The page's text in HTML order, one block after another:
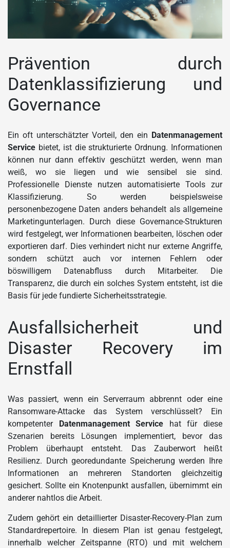
Prävention durch
Datenklassifizierung und
Governance
Ein oft unterschätzter Vorteil, den ein Datenmanagement
Service bietet, ist die strukturierte Ordnung. Informationen
können nur dann effektiv geschützt werden, wenn man
weiß, wo sie liegen und wie sensibel sie sind.
Professionelle Dienste nutzen automatisierte Tools zur
Klassifizierung. So werden beispielsweise
personenbezogene Daten anders behandelt als allgemeine
Marketingunterlagen. Durch diese Governance-Strukturen
wird festgelegt, wer Informationen bearbeiten, löschen oder
exportieren darf. Dies verhindert nicht nur externe Angriffe,
sondern schützt auch vor internen Fehlern oder
böswilligem Datenabfluss durch Mitarbeiter. Die
Transparenz, die durch ein solches System entsteht, ist die
Basis für jede fundierte Sicherheitsstrategie.
Ausfallsicherheit und
Disaster Recovery im
Ernstfall
Was passiert, wenn ein Serverraum abbrennt oder eine
Ransomware-Attacke das System verschlüsselt? Ein
kompetenter Datenmanagement Service hat für diese
Szenarien bereits Lösungen implementiert, bevor das
Problem überhaupt entsteht. Das Zauberwort heißt
Resilienz. Durch georedundante Speicherung werden Ihre
Informationen an mehreren Standorten gleichzeitig
gesichert. Sollte ein Knotenpunkt ausfallen, übernimmt ein
anderer nahtlos die Arbeit.
Zudem gehört ein detaillierter Disaster-Recovery-Plan zum
Standardrepertoire. In diesem Plan ist genau festgelegt,
innerhalb welcher Zeitspanne (RTO) und mit welchem